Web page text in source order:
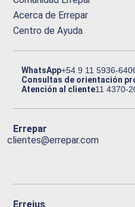
Acerca de Errepar
Centro de Ayuda
WhatsApp+54 9 11 5936-
Consultas de orientación
Atención al cliente11 4370-
Errepar
clientes@errepar.com
Erreius